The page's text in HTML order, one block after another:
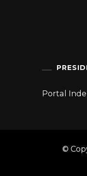
Portal
©